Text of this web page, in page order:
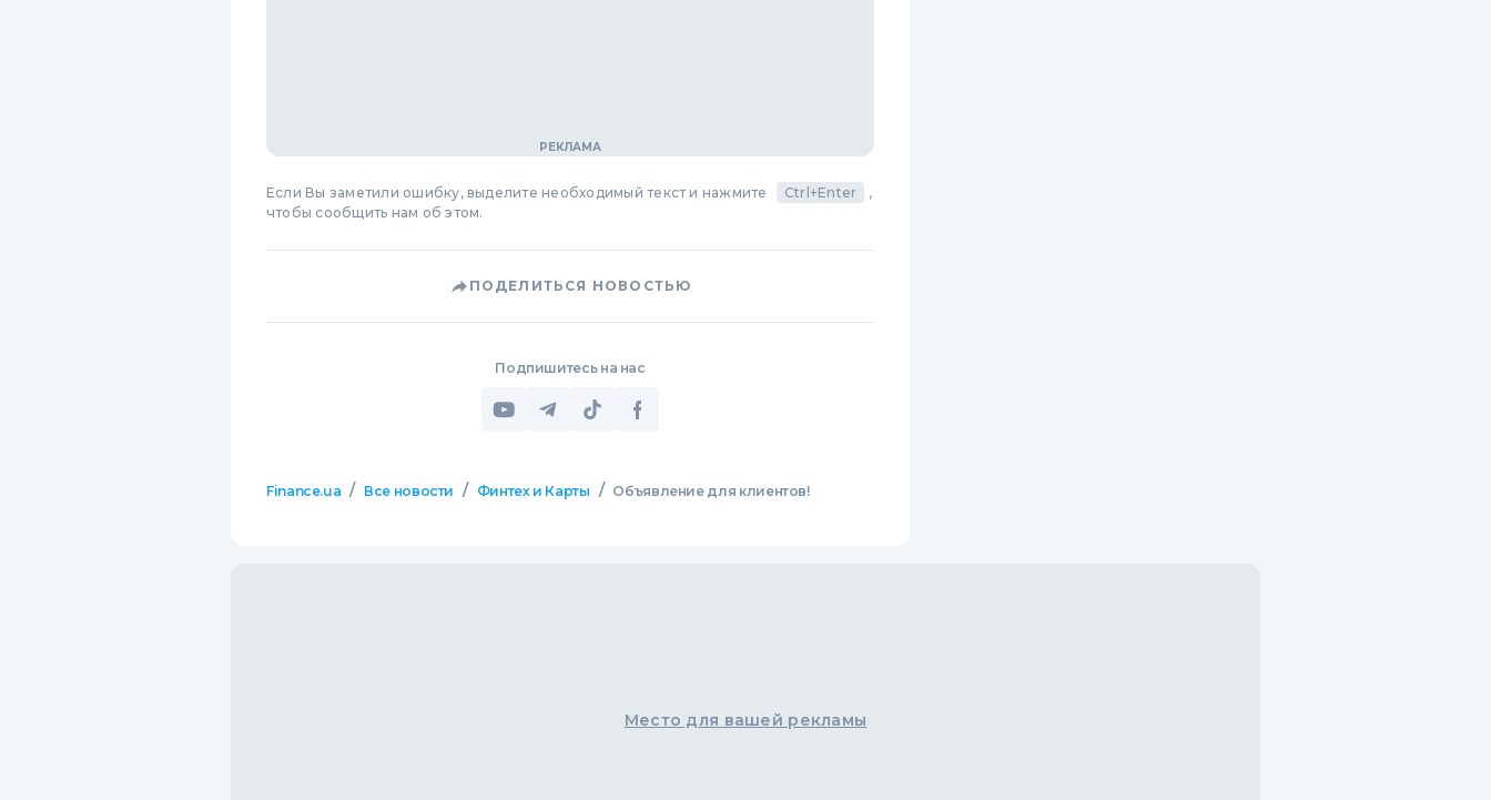
Если Вы заметили ошибку, выделите необходимый текст и нажмите Ctrl+Enter
,
чтобы сообщить нам об этом.
ПОДЕЛИТЬСЯ НОВОСТЬЮ
Подпишитесь на нас
Finance.ua / Все новости / Финтех и Карты / Объявление для клиентов!
Место для вашей рекламы